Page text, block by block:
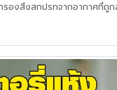
องสิ่งสกปรกจากอากาศที่ถูก